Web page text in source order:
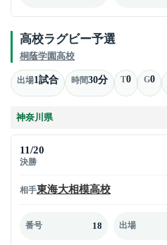
高校ラグビー予選
桐蔭学園高校
出場1試合 時間30分 T0 G0
神奈川県
11/20
決勝
相手東海大相模高校
番号 18 出場